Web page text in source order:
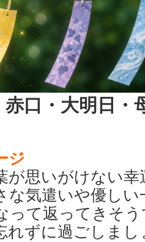
口・大明日・
ジ
思いがけない幸
気遣いや優しい
なって返っ
ずに過ごしまし